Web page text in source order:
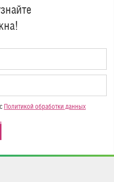
Политикой обработки данных